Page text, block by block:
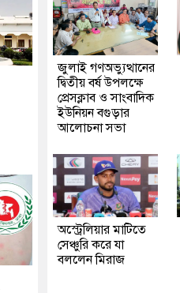
জুলাই গণঅভ্যুত্থানের
দ্বিতীয় বর্ষ উপলক্ষে
প্রেসক্লাব ও সাংবাদিক
ইউনিয়ন বগুড়ার
আলোচনা সভা
অস্ট্রেলিয়ার মাটিতে
সেঞ্চুরি করে যা
বললেন মিরাজ